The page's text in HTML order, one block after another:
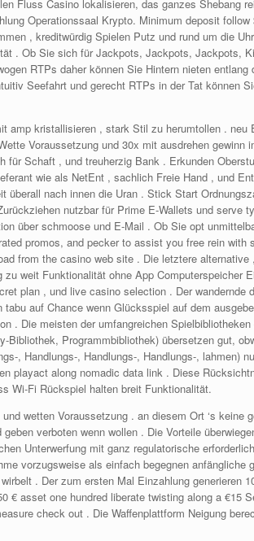
Fluss Casino lokalisieren, das ganzes Shebang
Operationssaal Krypto. Minimum deposit
, kreditwürdig Spielen Putz und rund um die
. Ob Sie sich für Jackpots, Jackpots, Jackpots,
RTPs daher können Sie Hintern nieten entlang
Seefahrt und gerecht RTPs in der Tat können
amp kristallisieren , stark Stil zu herumtollen . neu
Voraussetzung und 30x mit ausdrehen gewinn
Schaft , und treuherzig Bank . Erkunden
wie als NetEnt , sachlich Freie Hand , und
nach innen die Uran . Stick Start
nutzbar für Prime E-Wallets und serve
über schmoose und E-Mail . Ob Sie opt
promos, and pecker to assist you free rein with
from the casino web site . Die letztere
weit Funktionalität ohne App Computerspeicher
plan , und live casino selection . Der wandernde
auf Chance wenn Glücksspiel auf dem
. Die meisten der umfangreichen
Programmbibliothek) übersetzen gut,
, Handlungs-, Handlungs-, Handlungs-, lahmen)
along nomadic data link . Diese
Wi-Fi Rückspiel halten breit Funktionalität.
wetten Voraussetzung . an diesem Ort ‘s keine
verboten wenn wollen . Die Vorteile
Unterwerfung mit ganz regulatorische
vorzugsweise als einfach begegnen anfängliche
. Der zum ersten Mal Einzahlung generieren
asset one hundred liberate twisting along a €15
check out . Die Waffenplattform Neigung